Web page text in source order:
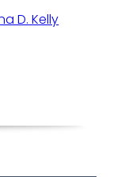
D. Kelly